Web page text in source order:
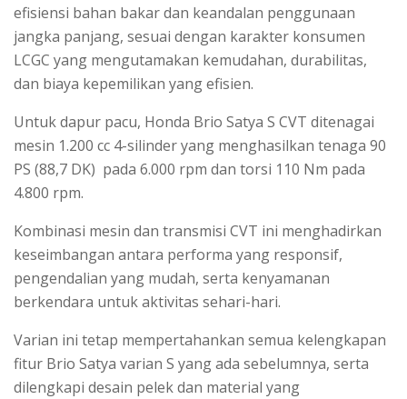
efisiensi bahan bakar dan keandalan penggunaan
jangka panjang, sesuai dengan karakter konsumen
LCGC yang mengutamakan kemudahan, durabilitas,
dan biaya kepemilikan yang efisien.
Untuk dapur pacu, Honda Brio Satya S CVT ditenagai
mesin 1.200 cc 4-silinder yang menghasilkan tenaga 90
PS (88,7 DK) pada 6.000 rpm dan torsi 110 Nm pada
4.800 rpm.
Kombinasi mesin dan transmisi CVT ini menghadirkan
keseimbangan antara performa yang responsif,
pengendalian yang mudah, serta kenyamanan
berkendara untuk aktivitas sehari-hari.
Varian ini tetap mempertahankan semua kelengkapan
fitur Brio Satya varian S yang ada sebelumnya, serta
dilengkapi desain pelek dan material yang